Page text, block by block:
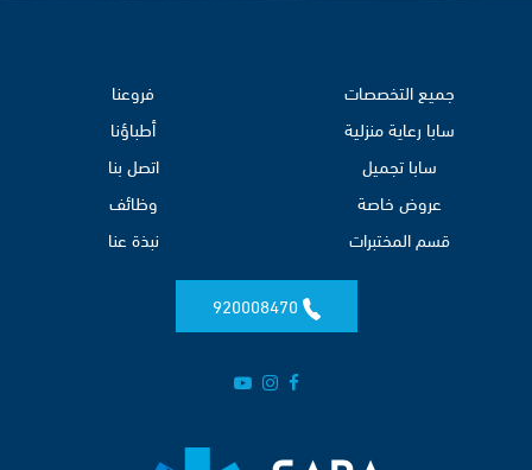
جميع التخصصات
سابا رعاية منزلية
سابا تجميل
عروض خاصة
قسم المختبرات
فروعنا
أطباؤنا
اتصل بنا
وظائف
نبذة عنا